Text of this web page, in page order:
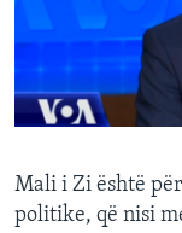
INTERVISTA
DITARI
Mali i Zi është
politike, që nisi